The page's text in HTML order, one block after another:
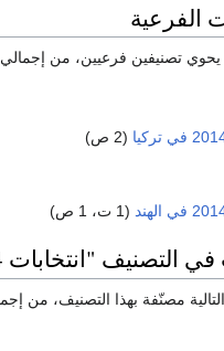
الفرعية
تصنيفين فرعيين، من إجمالي 2.
(2 ص)
(1 ت، 1 ص)
"انتخابات 2014 في آسيا"